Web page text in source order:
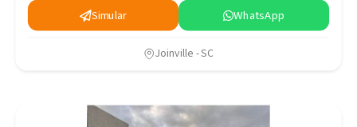
Simular WhatsApp
Joinville - SC